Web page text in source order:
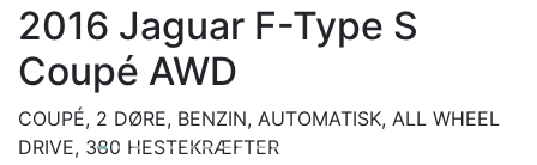
2016 Jaguar F-Type S
Coupé AWD
COUPÉ, 2 DØRE, BENZIN, AUTOMATISK, ALL WHEEL
DRIVE, 380 HESTEKRÆFTER